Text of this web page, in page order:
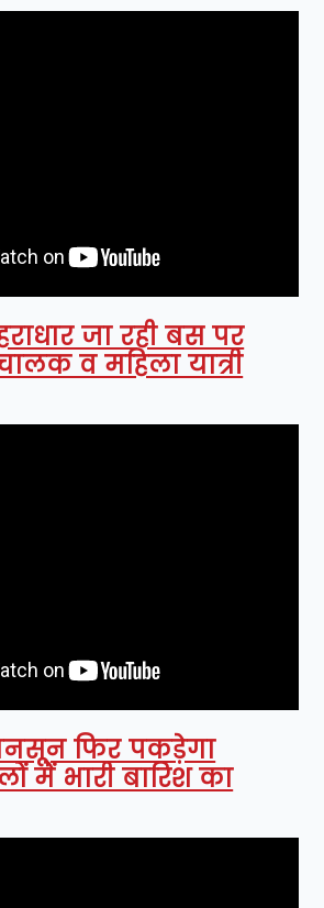
जा रही बस पर
व महिला यात्री
फिर पकड़ेगा
में भारी बारिश का